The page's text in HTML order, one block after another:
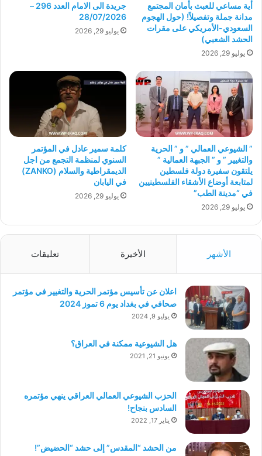
أية مساعي للعبث بأمان المجتمع
مدانة جملة وتفصيلاً! (حول الهجوم
السعودي-الأمريكي على مقرات
الحشد الشعبي)
يوليو 29, 2026
جريدة الى الامام العدد 296 –
28/07/2026
يوليو 29, 2026
” الشيوعي العمالي ” و ” الحرية
والتغيير ” و ” الجبهة العمالية ”
يلتقون سفيرة دولة فلسطين
لمتابعة أوضاع الأشقاء الفلسطينيين
في “مدينة الطب”
يوليو 29, 2026
كلمة سمير عادل في المؤتمر
السنوي لمنظمة التجمع من اجل
الديمقراطية والسلام (ZANKO)
في اليابان
يوليو 29, 2026
الأشهر الأخيرة تعليقات
اعلان عن تأسيس مؤتمر الحرية والتغيير في مؤتمر
صحافي في بغداد يوم 6 تموز 2024
يوليو 9, 2024
هل الشيوعية ممكنة في العراق؟
يونيو 21, 2021
الحزب الشيوعي العمالي العراقي ينهي مؤتمره
السادس بنجاح!
يناير 17, 2022
من الحشد “المقدس” إلى حشد “الحضيض”!